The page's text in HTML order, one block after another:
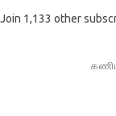
Join 1,133 other